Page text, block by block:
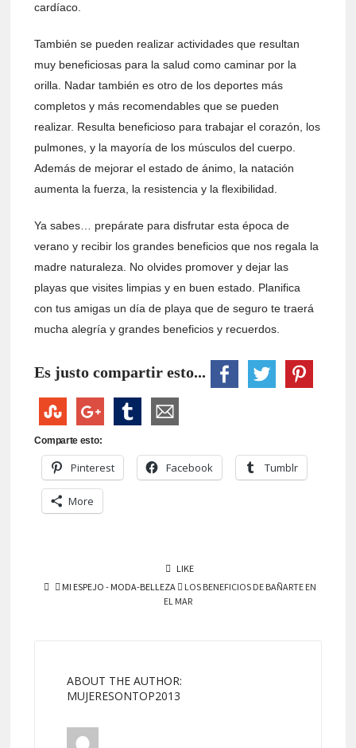
cardíaco.
También se pueden realizar actividades que resultan
muy beneficiosas para la salud como caminar por la
orilla. Nadar también es otro de los deportes más
completos y más recomendables que se pueden
realizar. Resulta beneficioso para trabajar el corazón, los
pulmones, y la mayoría de los músculos del cuerpo.
Además de mejorar el estado de ánimo, la natación
aumenta la fuerza, la resistencia y la flexibilidad.
Ya sabes… prepárate para disfrutar esta época de
verano y recibir los grandes beneficios que nos regala la
madre naturaleza. No olvides promover y dejar las
playas que visites limpias y en buen estado. Planifica
con tus amigas un día de playa que de seguro te traerá
mucha alegría y grandes beneficios y recuerdos.
Es justo compartir esto...
Comparte esto:
Pinterest Facebook Tumblr
More
LIKE
MI ESPEJO - MODA-BELLEZA
LOS BENEFICIOS DE BAÑARTE EN
EL MAR
ABOUT THE AUTHOR:
MUJERESONTOP2013